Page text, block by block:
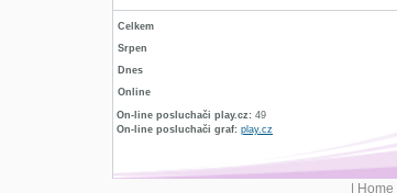
Celkem
Srpen
Dnes
Online
On-line posluchači play.cz: 49
On-line posluchači graf: play.cz
| Home